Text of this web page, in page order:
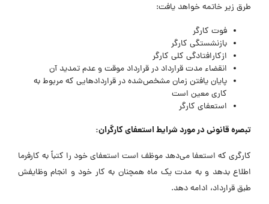
طرق زیر خاتمه خواهد یافت:
فوت کارگر
بازنشستگی کارگر
ازکارافتادگی کلی کارگر
انقضاء مدت قرارداد در قرارداد موقت و عدم تمدید آن
پایان یافتن زمان مشخص‌شده در قراردادهایی که مربوط به
کاری معین است
استعفای کارگر
تبصره قانونی در مورد شرایط استعفای کارگران:
کارگری که استعفا می‌دهد موظف است استعفای خود را کتباً به کارفرما
اطلاع بدهد و به مدت یک ماه همچنان به کار خود و انجام وظایفش
طبق قرارداد، ادامه دهد.